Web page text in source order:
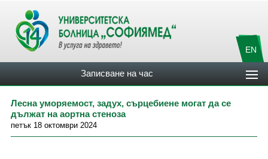
EN
Записване на час
Лесна уморяемост, задух, сърцебиене могат да се
дължат на аортна стеноза
петък 18 октомври 2024